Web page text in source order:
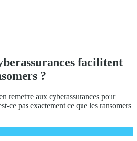
facilitent
?
remettre aux cyberassurances pour
ce pas exactement ce que les ransomers